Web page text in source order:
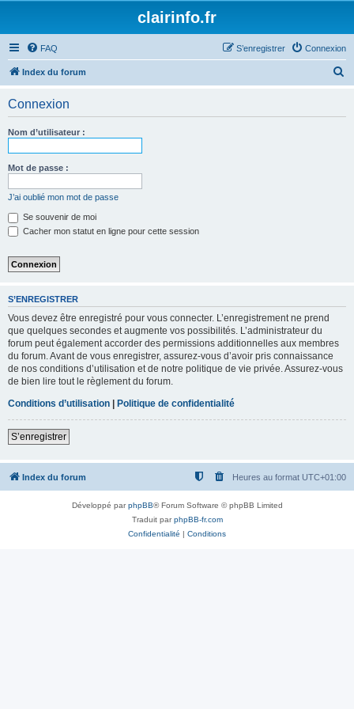
clairinfo.fr
FAQ Connexion
S’enregistrer
Index du forum
Connexion
Nom d’utilisateur :
Mot de passe :
J’ai oublié mon mot de passe
Se souvenir de moi
Cacher mon statut en ligne pour cette session
S’ENREGISTRER
Vous devez être enregistré pour vous connecter. L’enregistrement ne prend
que quelques secondes et augmente vos possibilités. L’administrateur du
forum peut également accorder des permissions additionnelles aux membres
du forum. Avant de vous enregistrer, assurez-vous d’avoir pris connaissance
de nos conditions d’utilisation et de notre politique de vie privée. Assurez-vous
de bien lire tout le règlement du forum.
Conditions d’utilisation | Politique de confidentialité
S’enregistrer
Index du forum Heures au format UTC+01:00
Développé parphpBB® Forum Software © phpBB Limited
Traduit parphpBB-fr.com
Confidentialité | Conditions